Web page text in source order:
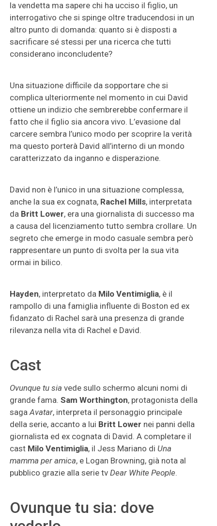
la vendetta ma sapere chi ha ucciso il figlio, un
interrogativo che si spinge oltre traducendosi in un
altro punto di domanda: quanto si è disposti a
sacrificare sé stessi per una ricerca che tutti
considerano inconcludente?
Una situazione difficile da sopportare che si
complica ulteriormente nel momento in cui David
ottiene un indizio che sembrerebbe confermare il
fatto che il figlio sia ancora vivo. L’evasione dal
carcere sembra l’unico modo per scoprire la verità
ma questo porterà David all’interno di un mondo
caratterizzato da inganno e disperazione.
David non è l’unico in una situazione complessa,
anche la sua ex cognata, Rachel Mills, interpretata
da Britt Lower, era una giornalista di successo ma
a causa del licenziamento tutto sembra crollare. Un
segreto che emerge in modo casuale sembra però
rappresentare un punto di svolta per la sua vita
ormai in bilico.
Hayden, interpretato da Milo Ventimiglia, è il
rampollo di una famiglia influente di Boston ed ex
fidanzato di Rachel sarà una presenza di grande
rilevanza nella vita di Rachel e David.
Cast
Ovunque tu sia vede sullo schermo alcuni nomi di
grande fama. Sam Worthington, protagonista della
sagaAvatar, interpreta il personaggio principale
della serie, accanto a lui Britt Lower nei panni della
giornalista ed ex cognata di David. A completare il
cast Milo Ventimiglia, il Jess Mariano di Una
mamma per amica, e Logan Browning, già nota al
pubblico grazie alla serie tv Dear White People.
Ovunque tu sia: dove